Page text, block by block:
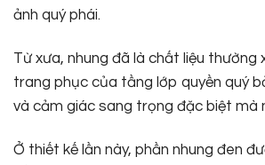
ảnh quý phái.
Từ xưa, nhung đã là chất liệu thường
trang phục của tầng lớp quyền quý
và cảm giác sang trọng đặc biệt mà
Ở thiết kế lần này, phần nhung đen